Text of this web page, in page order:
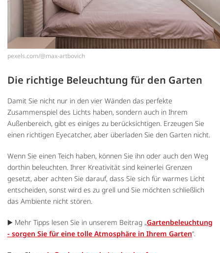
pexels.com/@max-artbovich
Die richtige Beleuchtung für den Garten
Damit Sie nicht nur in den vier Wänden das perfekte
Zusammenspiel des Lichts haben, sondern auch in Ihrem
Außenbereich, gibt es einiges zu berücksichtigen. Erzeugen Sie
einen richtigen Eyecatcher, aber überladen Sie den Garten nicht.
Wenn Sie einen Teich haben, können Sie ihn oder auch den Weg
dorthin beleuchten. Ihrer Kreativität sind keinerlei Grenzen
gesetzt, aber achten Sie darauf, dass Sie sich für warmes Licht
entscheiden, sonst wird es zu grell und Sie möchten schließlich
das Ambiente nicht stören.
▶️ Mehr Tipps lesen Sie in unserem Beitrag „Gartenbeleuchtung
- sorgen Sie für eine tolle Atmosphäre in Ihrem Garten“.